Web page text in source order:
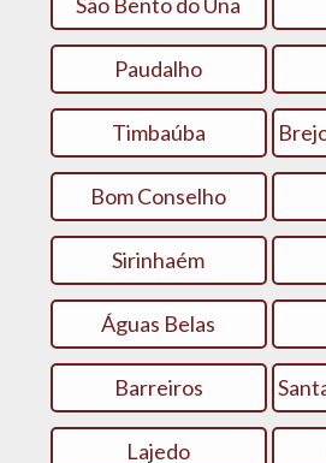
São Bento do Una
Paudalho
Timbaúba
Bom Conselho
Sirinhaém
Águas Belas
Barreiros
Lajedo